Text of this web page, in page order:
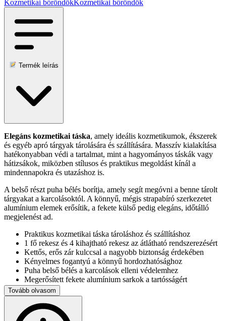
Kozmetikai bőröndökKozmetikai bőröndök
Termék leírás
Elegáns kozmetikai táska, amely ideális kozmetikumok, ékszerek
és egyéb apró tárgyak tárolására és szállítására. Masszív kialakítása
hatékonyabban védi a tartalmat, mint a hagyományos táskák vagy
hátizsákok, miközben stílusos és praktikus megoldást kínál a
mindennapokra és utazáshoz is.
A belső részt puha bélés borítja, amely segít megóvni a benne tárolt
tárgyakat a karcolásoktól. A könnyű, mégis strapabíró szerkezetet
alumínium elemek erősítik, a fekete külső pedig elegáns, időtálló
megjelenést ad.
Praktikus kozmetikai táska tároláshoz és szállításhoz
1 fő rekesz és 4 kihajtható rekesz az átlátható rendszerezésért
Kettős, erős zár kulccsal a nagyobb biztonság érdekében
Kényelmes fogantyú a könnyű hordozhatósághoz
Puha belső bélés a karcolások elleni védelemhez
Megerősített fekete alumínium sarkok a tartósságért
Könnyű, mégis stabil kivitel
Gyorsan és egyszerűen nyitható, illetve összecsukható
Szín: fekete, krómozott részletekkel
Anyag: alumínium, műanyag, velúr hatású borítás
Tovább olvasom